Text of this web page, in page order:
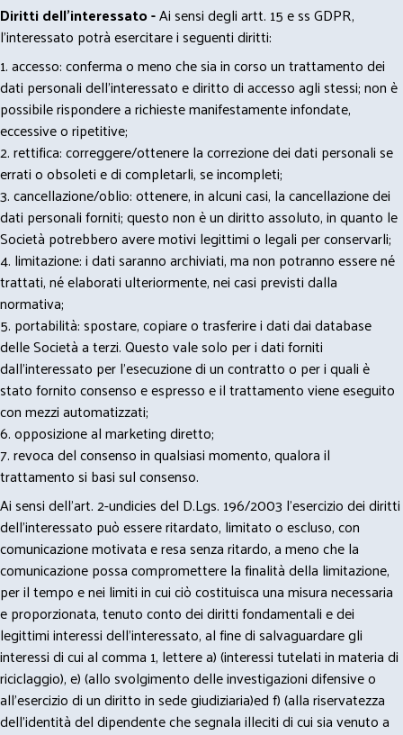
Diritti dell’interessato -Ai sensi degli artt. 15 e ss GDPR,
l’interessato potrà esercitare i seguenti diritti:
1. accesso: conferma o meno che sia in corso un trattamento dei
dati personali dell’interessato e diritto di accesso agli stessi; non è
possibile rispondere a richieste manifestamente infondate,
eccessive o ripetitive;
2. rettifica: correggere/ottenere la correzione dei dati personali se
errati o obsoleti e di completarli, se incompleti;
3. cancellazione/oblio: ottenere, in alcuni casi, la cancellazione dei
dati personali forniti; questo non è un diritto assoluto, in quanto le
Società potrebbero avere motivi legittimi o legali per conservarli;
4. limitazione: i dati saranno archiviati, ma non potranno essere né
trattati, né elaborati ulteriormente, nei casi previsti dalla
normativa;
5. portabilità: spostare, copiare o trasferire i dati dai database
delle Società a terzi. Questo vale solo per i dati forniti
dall’interessato per l’esecuzione di un contratto o per i quali è
stato fornito consenso e espresso e il trattamento viene eseguito
con mezzi automatizzati;
6. opposizione al marketing diretto;
7. revoca del consenso in qualsiasi momento, qualora il
trattamento si basi sul consenso.
Ai sensi dell’art. 2-undicies del D.Lgs. 196/2003 l’esercizio dei diritti
dell’interessato può essere ritardato, limitato o escluso, con
comunicazione motivata e resa senza ritardo, a meno che la
comunicazione possa compromettere la finalità della limitazione,
per il tempo e nei limiti in cui ciò costituisca una misura necessaria
e proporzionata, tenuto conto dei diritti fondamentali e dei
legittimi interessi dell’interessato, al fine di salvaguardare gli
interessi di cui al comma 1, lettere a) (interessi tutelati in materia di
riciclaggio), e) (allo svolgimento delle investigazioni difensive o
all’esercizio di un diritto in sede giudiziaria)ed f) (alla riservatezza
dell’identità del dipendente che segnala illeciti di cui sia venuto a